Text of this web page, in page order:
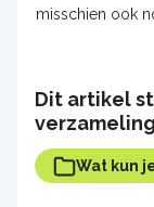
misschien ook
Dit artikel
Wat kun